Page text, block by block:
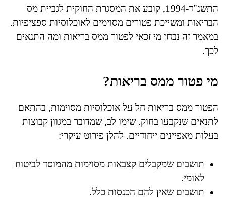
התשנ"ד-1994, קובע את המסגרת החוקית לגביית מס
הבריאות ומשייכת פטורים מסוימים לאוכלוסיות ספציפיות.
במאמר זה נבחן מי זכאי לפטור ממס בריאות ומה התנאים
לכך.
מי פטור ממס בריאות?
הפטור ממס בריאות חל על אוכלוסיות מסוימות, בהתאם
לתנאים שנקבעו בחוק. שימו לב, שמדובר במגוון קבוצות
בעלות מאפיינים ייחודיים. להלן פירוט עיקרי:
תושבים שמקבלים קצבאות מסוימות מהמוסד לביטוח
לאומי.
תושבים שאין להם הכנסות כלל.